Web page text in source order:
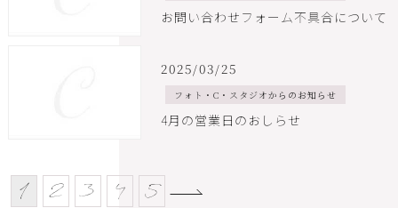
お問い合わせフォーム不具合について
2025/03/25
フォト・C・スタジオからのお知らせ
4月の営業日のおしらせ
1 2 3 4 5